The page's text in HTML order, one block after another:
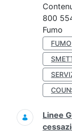
800
Fumo
FUMO
Linee